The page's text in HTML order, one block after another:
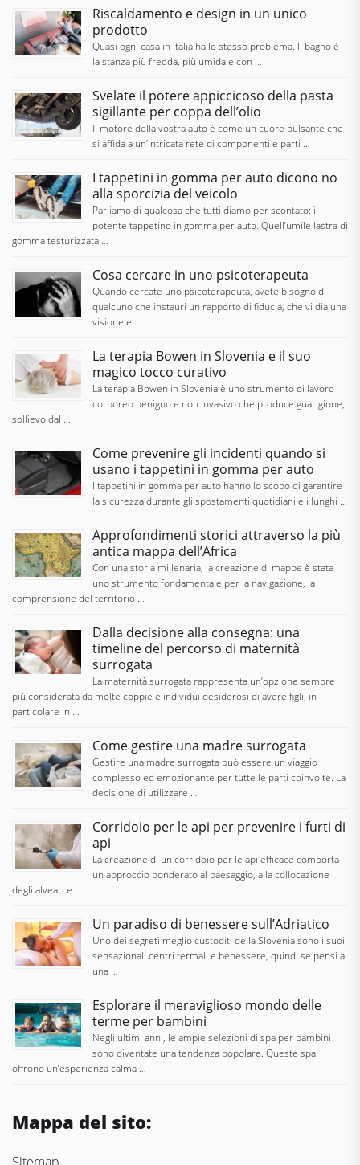
Riscaldamento e design in un unico
prodotto
Quasi ogni casa in Italia ha lo stesso problema. Il bagno è
la stanza più fredda, più umida e con …
Svelate il potere appiccicoso della pasta
sigillante per coppa dell’olio
Il motore della vostra auto è come un cuore pulsante che
si affida a un’intricata rete di componenti e parti …
I tappetini in gomma per auto dicono no
alla sporcizia del veicolo
Parliamo di qualcosa che tutti diamo per scontato: il
potente tappetino in gomma per auto. Quell’umile lastra di
gomma testurizzata …
Cosa cercare in uno psicoterapeuta
Quando cercate uno psicoterapeuta, avete bisogno di
qualcuno che instauri un rapporto di fiducia, che vi dia una
visione e …
La terapia Bowen in Slovenia e il suo
magico tocco curativo
La terapia Bowen in Slovenia è uno strumento di lavoro
corporeo benigno e non invasivo che produce guarigione,
sollievo dal …
Come prevenire gli incidenti quando si
usano i tappetini in gomma per auto
I tappetini in gomma per auto hanno lo scopo di garantire
la sicurezza durante gli spostamenti quotidiani e i lunghi …
Approfondimenti storici attraverso la più
antica mappa dell’Africa
Con una storia millenaria, la creazione di mappe è stata
uno strumento fondamentale per la navigazione, la
comprensione del territorio …
Dalla decisione alla consegna: una
timeline del percorso di maternità
surrogata
La maternità surrogata rappresenta un’opzione sempre
più considerata da molte coppie e individui desiderosi di avere figli, in
particolare in …
Come gestire una madre surrogata
Gestire una madre surrogata può essere un viaggio
complesso ed emozionante per tutte le parti coinvolte. La
decisione di utilizzare …
Corridoio per le api per prevenire i furti di
api
La creazione di un corridoio per le api efficace comporta
un approccio ponderato al paesaggio, alla collocazione
degli alveari e …
Un paradiso di benessere sull’Adriatico
Uno dei segreti meglio custoditi della Slovenia sono i suoi
sensazionali centri termali e benessere, quindi se pensi a
una …
Esplorare il meraviglioso mondo delle
terme per bambini
Negli ultimi anni, le ampie selezioni di spa per bambini
sono diventate una tendenza popolare. Queste spa
offrono un’esperienza calma …
Mappa del sito: